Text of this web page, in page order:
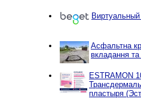
Виртуальный
Асфальтна
вкладання
ESTRAMON
пластыря